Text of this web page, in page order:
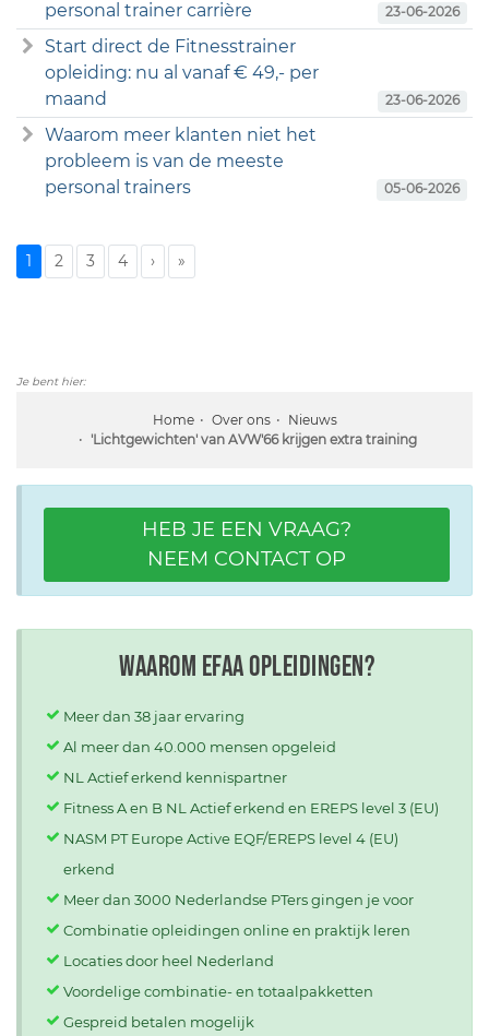
personal trainer carrière 23-06-2026
Start direct de Fitnesstrainer
opleiding: nu al vanaf € 49,- per
maand
23-06-2026
Waarom meer klanten niet het
probleem is van de meeste
personal trainers
05-06-2026
1 2 3 4 › »
Je bent hier:
Home Over ons
Nieuws
'Lichtgewichten' van AVW'66 krijgen extra training
HEB JE EEN VRAAG?
NEEM CONTACT OP
Waarom EFAA opleidingen?
Meer dan 38 jaar ervaring
Al meer dan 40.000 mensen opgeleid
NL Actief erkend kennispartner
Fitness A en B NL Actief erkend en EREPS level 3 (EU)
NASM PT Europe Active EQF/EREPS level 4 (EU)
erkend
Meer dan 3000 Nederlandse PTers gingen je voor
Combinatie opleidingen online en praktijk leren
Locaties door heel Nederland
Voordelige combinatie- en totaalpakketten
Gespreid betalen mogelijk